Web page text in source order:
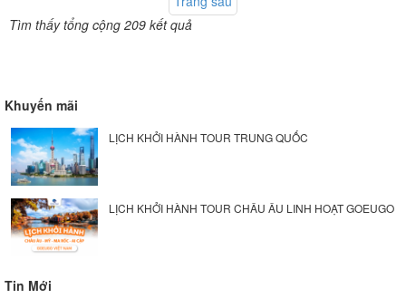
Tìm thấy tổng cộng 209 kết quả
Khuyến mãi
LỊCH KHỞI HÀNH TOUR TRUNG QUỐC
LỊCH KHỞI HÀNH TOUR CHÂU ÂU LINH HOẠT GOEUGO
Tin Mới